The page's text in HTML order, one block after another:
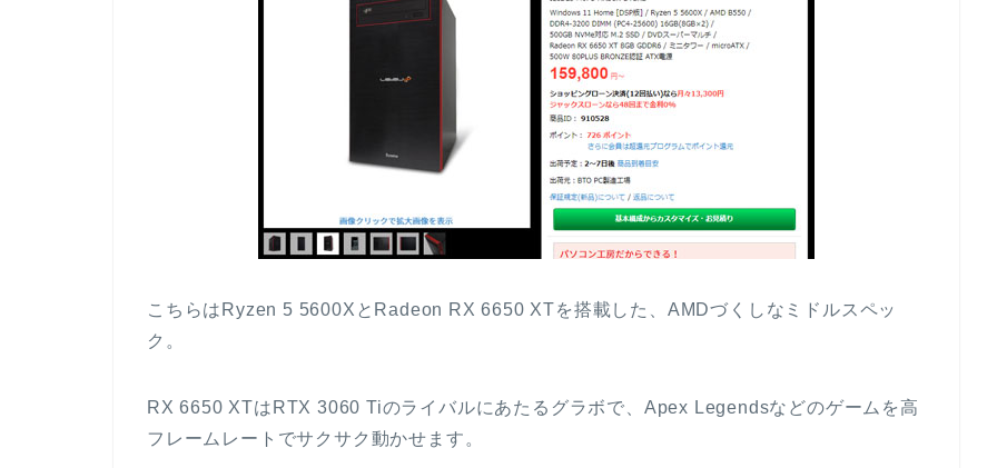
こちらはRyzen 5 5600XとRadeon RX 6650 XTを搭載した、AMDづくしなミドルスペッ
ク。
RX 6650 XTはRTX 3060 Tiのライバルにあたるグラボで、Apex Legendsなどのゲームを高
フレームレートでサクサク動かせます。